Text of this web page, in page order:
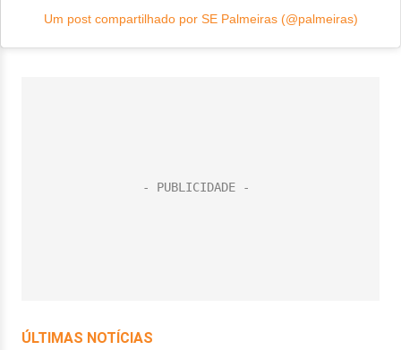
Um post compartilhado por SE Palmeiras (@palmeiras)